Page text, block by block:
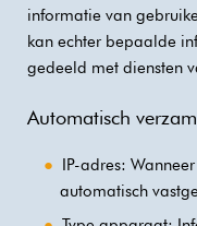
informatie van
kan echter bepaalde
gedeeld met diensten
Automatisch
IP-adres:
automatisch